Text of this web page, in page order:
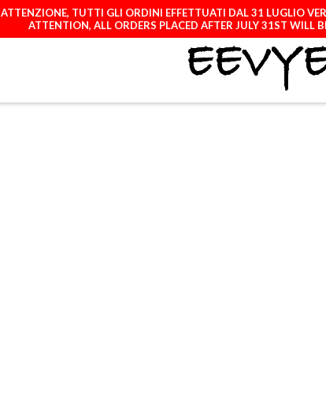
ATTENZIONE, TUTTI GLI ORDINI EFFETTUATI DAL 31 LUGLIO
ATTENTION, ALL ORDERS PLACED AFTER JULY 31ST WILL
LICENCES